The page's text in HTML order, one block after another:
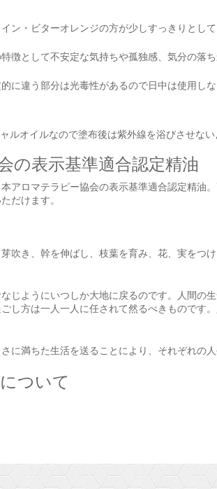
お買い物を続ける
ン・ビターオレンジの方が少しすっきりとし
徴として不安定な気持ちや孤独感、気分の落
に違う部分は光毒性があるので日中は使用しな
ルオイルなので塗布後は紫外線を浴びさせない
の表示基準適合認定精油
アロマテラピー協会の表示基準適合認定精
だけます。
吹き、幹を伸ばし、枝葉を育み、花、実をつ
じようにいつしか大地に戻るのです。人間
し方は一人一人に任されて然るべきもので
に満ちた生活を送ることにより、それぞれの
ついて